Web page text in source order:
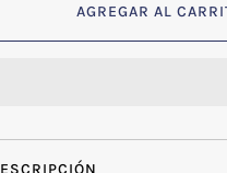
AGREGAR AL